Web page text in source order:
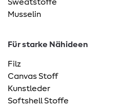
Sweatstoffe
Musselin
Für starke Nähideen
Filz
Canvas Stoff
Kunstleder
Softshell Stoffe